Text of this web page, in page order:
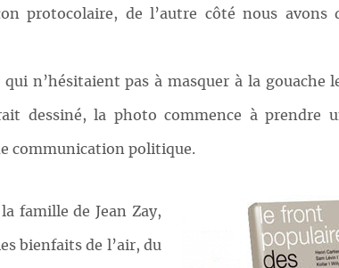
protocolaire, de l’autre côté nous avons
n’hésitaient pas à masquer à la gouache
dessiné, la photo commence à prendre
communication politique.
famille de Jean Zay,
bienfaits de l’air, du